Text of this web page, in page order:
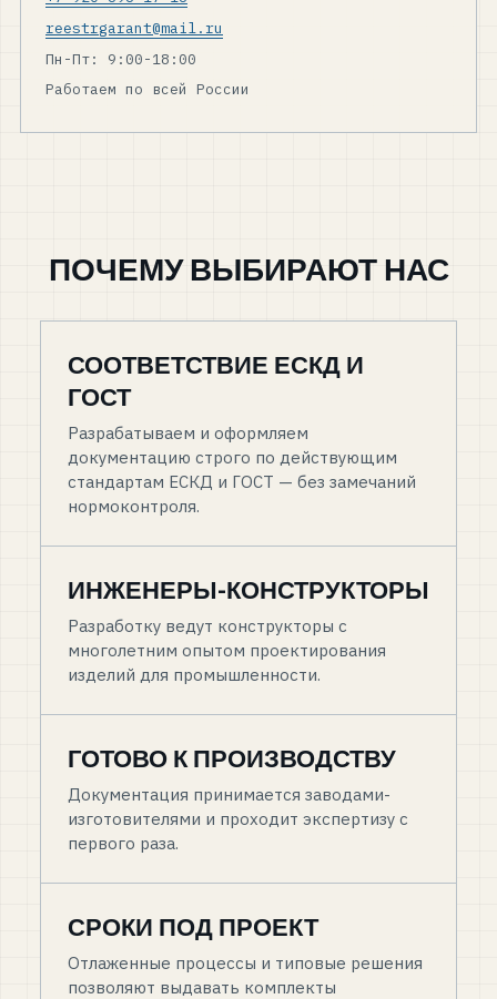
reestrgarant@mail.ru
Пн-Пт: 9:00-18:00
Работаем по всей России
ПОЧЕМУ ВЫБИРАЮТ НАС
СООТВЕТСТВИЕ ЕСКД И
ГОСТ
Разрабатываем и оформляем
документацию строго по действующим
стандартам ЕСКД и ГОСТ — без замечаний
нормоконтроля.
ИНЖЕНЕРЫ-КОНСТРУКТОРЫ
Разработку ведут конструкторы с
многолетним опытом проектирования
изделий для промышленности.
ГОТОВО К ПРОИЗВОДСТВУ
Документация принимается заводами-
изготовителями и проходит экспертизу с
первого раза.
СРОКИ ПОД ПРОЕКТ
Отлаженные процессы и типовые решения
позволяют выдавать комплекты